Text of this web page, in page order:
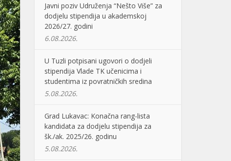
Javni poziv Udruženja “Nešto Više” za
dodjelu stipendija u akademskoj
2026/27. godini
6.08.2026.
U Tuzli potpisani ugovori o dodjeli
stipendija Vlade TK učenicima i
studentima iz povratničkih sredina
5.08.2026.
Grad Lukavac: Konačna rang-lista
kandidata za dodjelu stipendija za
šk./ak. 2025/26. godinu
5.08.2026.